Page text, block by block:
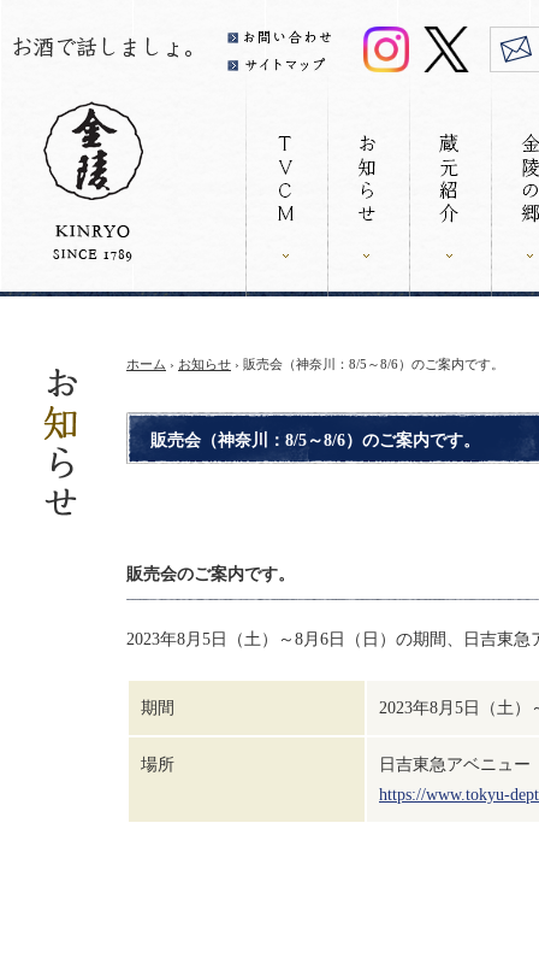
ホーム › お知らせ › 販売会（神奈川：8/5～8/6）のご案内です。
販売会（神奈川：8/5～8/6）のご案内です。
販売会のご案内です。
2023年8月5日（土）～8月6日（日）の期間、日吉東
期間 2023年8月5日（土）
場所
日吉東急アベニュー
https://www.tokyu-